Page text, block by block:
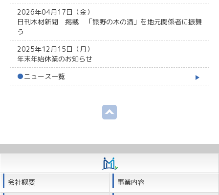
2026年04月17日（金）
日刊木材新聞 掲載 「熊野の木の酒」を地元関係者に振舞
う
2025年12月15日（月）
年末年始休業のお知らせ
●ニュース一覧
会社概要 事業内容